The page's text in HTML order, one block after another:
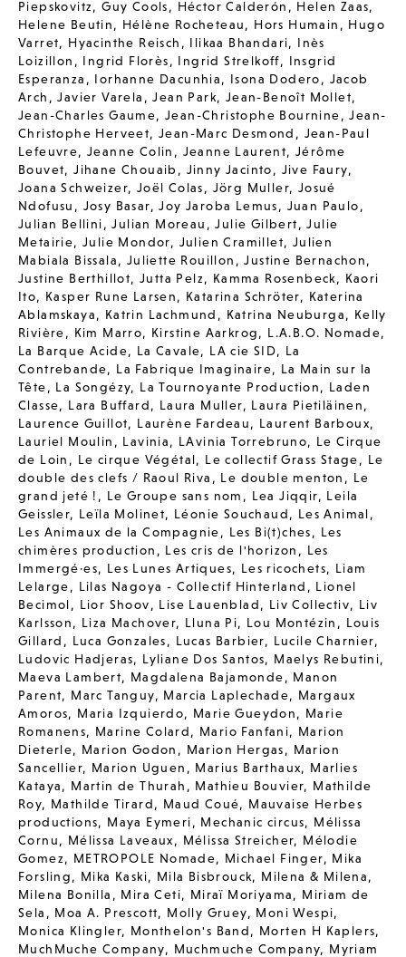
Piepskovitz,Guy Cools, Héctor Calderón , Helen Zaas,
Helene Beutin, Hélène Rocheteau, Hors Humain , Hugo
Varret, Hyacinthe Reisch , Ilikaa Bhandari, Inès
Loizillon , Ingrid Florès, Ingrid Strelkoff, Insgrid
Esperanza , Iorhanne Dacunhia, Isona Dodero, Jacob
Arch ,Javier Varela ,Jean Park, Jean-Benoît Mollet,
Jean-Charles Gaume,Jean-Christophe Bournine,Jean-
Christophe Herveet,Jean-Marc Desmond , Jean-Paul
Lefeuvre,Jeanne Colin , Jeanne Laurent,Jérôme
Bouvet,Jihane Chouaib , Jinny Jacinto, Jive Faury,
Joana Schweizer, Joël Colas, Jörg Muller, Josué
Ndofusu , Josy Basar,Joy Jaroba Lemus, Juan Paulo,
Julian Bellini,Julian Moreau ,Julie Gilbert,Julie
Metairie,Julie Mondor, Julien Cramillet, Julien
Mabiala Bissala, Juliette Rouillon ,Justine Bernachon,
Justine Berthillot,Jutta Pelz, Kamma Rosenbeck, Kaori
Ito, Kasper Rune Larsen, Katarina Schröter, Katerina
Ablamskaya, Katrin Lachmund , Katrina Neuburga, Kelly
Rivière, Kim Marro, Kirstine Aarkrog, L.A.B.O. Nomade,
La Barque Acide, La Cavale, LA cie SID, La
Contrebande, La Fabrique Imaginaire, La Main sur la
Tête, La Songézy, La Tournoyante Production, Laden
Classe, Lara Buffard, Laura Muller, Laura Pietiläinen,
Laurence Guillot, Laurène Fardeau, Laurent Barboux,
Lauriel Moulin , Lavinia, LAvinia Torrebruno, Le Cirque
de Loin , Le cirque Végétal, Le collectif Grass Stage, Le
double des clefs / Raoul Riva , Le double menton , Le
grand jeté ! , Le Groupe sans nom , Lea Jiqqir, Leila
Geissler, Leïla Molinet, Léonie Souchaud, Les Animal,
Les Animaux de la Compagnie, Les Bi(t)ches, Les
chimères production , Les cris de l'horizon , Les
Immergé·es, Les Lunes Artiques, Les ricochets, Liam
Lelarge, Lilas Nagoya - Collectif Hinterland , Lionel
Becimol, Lior Shoov, Lise Lauenblad, Liv Collectiv, Liv
Karlsson, Liza Machover, Lluna Pi, Lou Montézin , Louis
Gillard , Luca Gonzales, Lucas Barbier, Lucile Charnier,
Ludovic Hadjeras, Lyliane Dos Santos, Maelys Rebutini,
Maeva Lambert, Magdalena Bajamonde, Manon
Parent, Marc Tanguy, Marcia Laplechade, Margaux
Amoros, Maria Izquierdo, Marie Gueydon, Marie
Romanens, Marine Colard, Mario Fanfani, Marion
Dieterle, Marion Godon , Marion Hergas, Marion
Sancellier, Marion Uguen , Marius Barthaux, Marlies
Kataya, Martin de Thurah , Mathieu Bouvier, Mathilde
Roy, Mathilde Tirard, Maud Coué, Mauvaise Herbes
productions, Maya Eymeri, Mechanic circus, Mélissa
Cornu, Mélissa Laveaux, Mélissa Streicher, Mélodie
Gomez, METROPOLE Nomade, Michael Finger, Mika
Forsling, Mika Kaski, Mila Bisbrouck, Milena & Milena,
Milena Bonilla , Mira Ceti, Miraï Moriyama, Miriam de
Sela , Moa A. Prescott, Molly Gruey, Moni Wespi,
Monica Klingler, Monthelon's Band, Morten H Kaplers,
MuchMuche Company, Muchmuche Company, Myriam